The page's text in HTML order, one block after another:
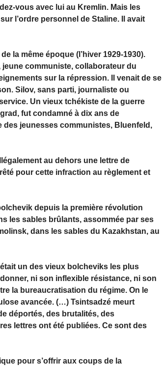
vous avec lui au Kremlin. Mais les
l’ordre personnel de Staline. Il avait
la même époque (l’hiver 1929-1930).
jeune communiste, collaborateur du
sur la répression. Il venait de se
Silov, sans parti, journaliste ou
Un vieux tchékiste de la guerre
fut condamné à dix ans de
des jeunesses communistes, Bluenfeld,
au dehors une lettre de
pour cette infraction au règlement et
depuis la première révolution
les sables brûlants, assommée par ses
dans les sables du Kazakhstan, au
un des vieux bolcheviks les plus
ni son inflexible résistance, ni son
la bureaucratisation du régime. On le
avancée. (…) Tsintsadzé meurt
déportés, des brutalités, des
lettres ont été publiées. Ce sont des
pour s’offrir aux coups de la